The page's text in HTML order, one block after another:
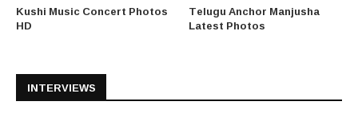
Kushi Music Concert Photos
HD
Telugu Anchor Manjusha
Latest Photos
INTERVIEWS